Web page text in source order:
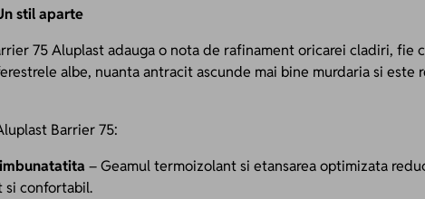
stil aparte
75 Aluplast adauga o nota de rafinament oricarei cladiri, fie
albe, nuanta antracit ascunde mai bine murdaria si
Barrier 75:
– Geamul termoizolant si etansarea optimizata
si confortabil.